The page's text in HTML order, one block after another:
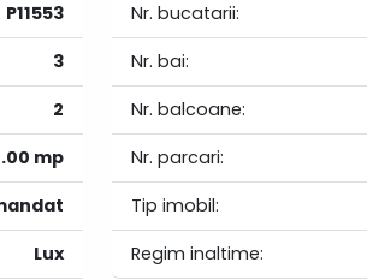
P11553
3
2
mp
Lux
Nr. bucatarii:
Nr. bai:
Nr. balcoane:
Nr. parcari:
Tip imobil:
Regim inaltime: